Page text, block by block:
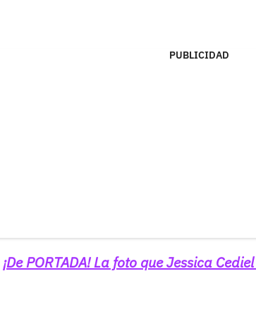
PUBLICIDAD
¡De PORTADA! La foto que Jessica